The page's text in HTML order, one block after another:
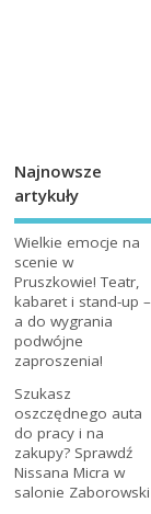
Najnowsze
artykuły
Wielkie emocje na
scenie w
Pruszkowie! Teatr,
kabaret i stand-up –
a do wygrania
podwójne
zaproszenia!
Szukasz
oszczędnego auta
do pracy i na
zakupy? Sprawdź
Nissana Micra w
salonie Zaborowski